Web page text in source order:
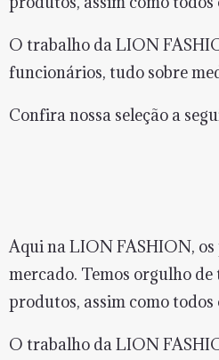
O trabalho da LION
funcionários, tudo sobre
Confira nossa seleção a
Aqui na LION FASHION,
mercado. Temos orgulho de
produtos, assim como todos
O trabalho da LION